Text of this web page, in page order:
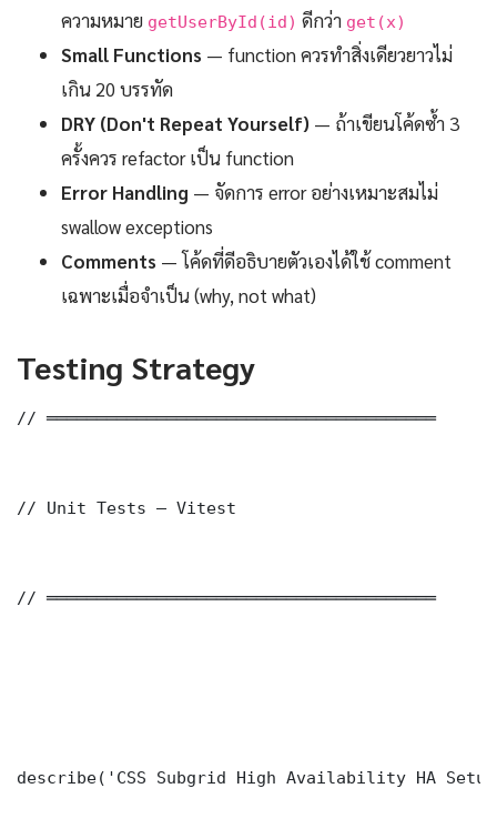
ความหมาย getUserById(id) ดีกว่า get(x)
Small Functions — function ควรทำสิ่งเดียวยาวไม่
เกิน 20 บรรทัด
DRY (Don't Repeat Yourself) — ถ้าเขียนโค้ดซ้ำ 3
ครั้งควร refactor เป็น function
Error Handling — จัดการ error อย่างเหมาะสมไม่
swallow exceptions
Comments — โค้ดที่ดีอธิบายตัวเองได้ใช้ comment
เฉพาะเมื่อจำเป็น (why, not what)
Testing Strategy
// ═══════════════════════════════════════
// Unit Tests — Vitest
// ═══════════════════════════════════════
describe('CSS Subgrid High Availability HA